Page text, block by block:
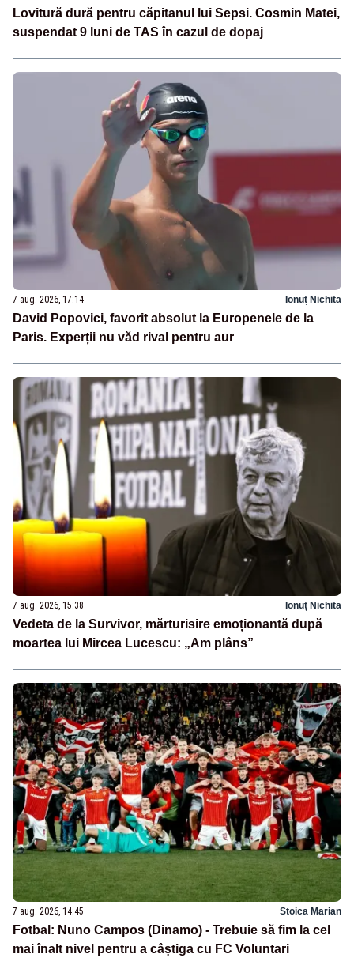
Lovitură dură pentru căpitanul lui Sepsi. Cosmin Matei,
suspendat 9 luni de TAS în cazul de dopaj
7 aug. 2026, 17:14 Ionuț Nichita
David Popovici, favorit absolut la Europenele de la
Paris. Experții nu văd rival pentru aur
7 aug. 2026, 15:38 Ionuț Nichita
Vedeta de la Survivor, mărturisire emoționantă după
moartea lui Mircea Lucescu: „Am plâns”
7 aug. 2026, 14:45 Stoica Marian
Fotbal: Nuno Campos (Dinamo) - Trebuie să fim la cel
mai înalt nivel pentru a câștiga cu FC Voluntari